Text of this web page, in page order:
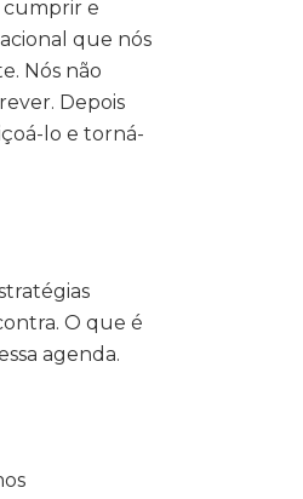
cumprir e
que nós
Nós não
Depois
lo e torná-
O que é
agenda.